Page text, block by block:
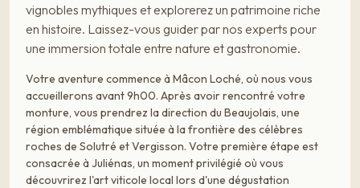
vignobles mythiques et explorerez un patrimoine riche
en histoire. Laissez-vous guider par nos experts pour
une immersion totale entre nature et gastronomie.
Votre aventure commence à Mâcon Loché, où nous vous
accueillerons avant 9h00. Après avoir rencontré votre
monture, vous prendrez la direction du Beaujolais, une
région emblématique située à la frontière des célèbres
roches de Solutré et Vergisson. Votre première étape est
consacrée à Juliénas, un moment privilégié où vous
découvrirez l'art viticole local lors d'une dégustation